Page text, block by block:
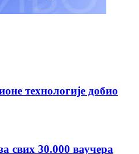
технологије добио
свих 30.000 ваучера